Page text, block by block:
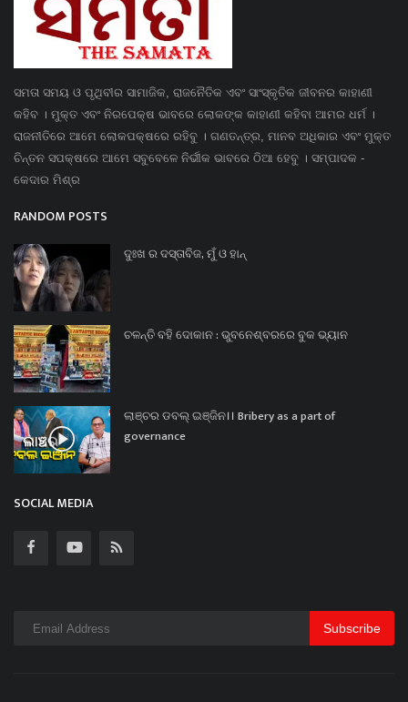
ସମତା ସମୟ ଓ ପୃଥିବୀର ସାମାଜିକ, ରାଜନୈତିକ ଏବଂ ସାଂସ୍କୃତିକ ଜୀବନର କାହାଣୀ
କହିବ । ମୁକ୍ତ ଏବଂ ନିରପେକ୍ଷ ଭାବରେ ଲୋକଙ୍କ କାହାଣୀ କହିବା ଆମର ଧର୍ମ ।
ରାଜନୀତିରେ ଆମେ ଲୋକପକ୍ଷରେ ରହିବୁ । ଗଣତନ୍ତ୍ର, ମାନବ ଅଧିକାର ଏବଂ ମୁକ୍ତ
ଚିନ୍ତନ ସପକ୍ଷରେ ଆମେ ସବୁବେଳେ ନିର୍ଭୀକ ଭାବରେ ଠିଆ ହେବୁ । ସମ୍ପାଦକ -
କେଦାର ମିଶ୍ର
RANDOM POSTS
ଦୁଃଖ ର ଦସ୍ତାବିଜ, ମୁଁ ଓ ହାନ୍
ଚଳନ୍ତି ବହି ଦୋକାନ : ଭୁବନେଶ୍ବରରେ ବୁକ ଭ୍ୟାନ
ଲାଞ୍ଚର ଡବଲ୍ ଇଞ୍ଜିନ।। Bribery as a part of
governance
SOCIAL MEDIA
Subscribe